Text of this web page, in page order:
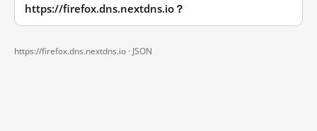
https://firefox.dns.nextdns.io？
https://firefox.dns.nextdns.io · JSON